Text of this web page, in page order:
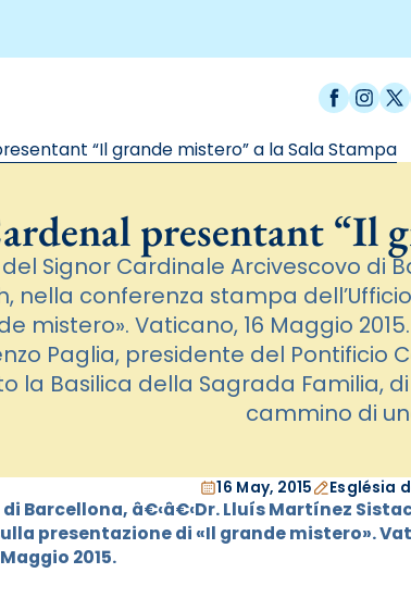
X
“Il grande mistero” a la Sala Stampa
presentant “Il
Signor Cardinale Arcivescovo di
nella conferenza stampa
mistero». Vaticano, 16 Maggio
Paglia, presidente del Pontificio
la Basilica della Sagrada Familia,
cammino di
16 May, 2015 Església
Barcellona, â€‹â€‹Dr. Lluís Martínez
presentazione di «Il grande mistero».
Maggio 2015.